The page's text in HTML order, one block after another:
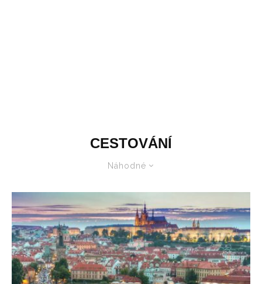
CESTOVÁNÍ
Náhodné